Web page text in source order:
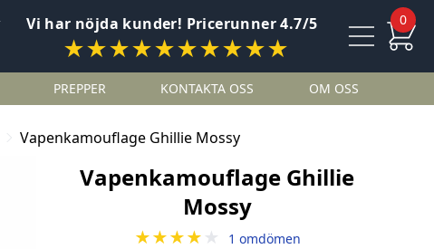
Vi har nöjda kunder! Pricerunner 4.7/5
★★★★★★★★★★
0
PREPPER KONTAKTA OSS OM OSS
Vapenkamouflage Ghillie Mossy
Vapenkamouflage Ghillie
Mossy
★★★★ ★ 1 omdömen